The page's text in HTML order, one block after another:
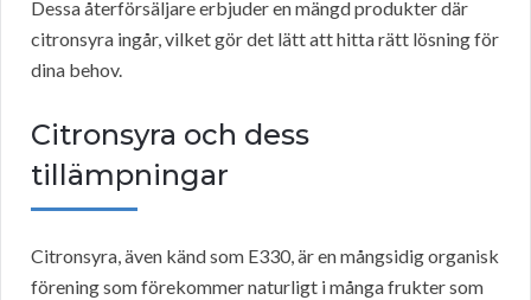
Dessa återförsäljare erbjuder en mängd produkter där
citronsyra ingår, vilket gör det lätt att hitta rätt lösning för
dina behov.
Citronsyra och dess
tillämpningar
Citronsyra, även känd som E330, är en mångsidig organisk
förening som förekommer naturligt i många frukter som